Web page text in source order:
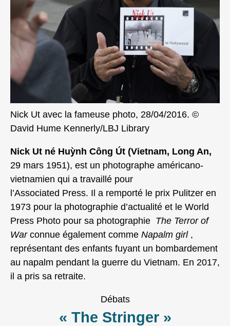
Nick Ut avec la fameuse photo, 28/04/2016. ©
David Hume Kennerly/LBJ Library
Nick Ut né Huỳnh Công Út (Vietnam, Long An,
29 mars 1951), est un photographe américano-
vietnamien qui a travaillé pour
l’Associated Press. Il a remporté le prix Pulitzer en
1973 pour la photographie d’actualité et le World
Press Photo pour sa photographie The Terror of
War connue également comme Napalm girl,
représentant des enfants fuyant un bombardement
au napalm pendant la guerre du Vietnam. En 2017,
il a pris sa retraite.
Débats
« The Stringer »